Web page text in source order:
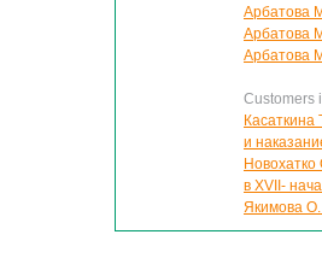
Арбатова
Арбатова
Арбатова
Customers
и
в XVII-
Якимова